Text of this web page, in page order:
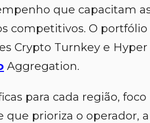
que capacitam
competitivos. O portfólio
Crypto Turnkey e Hyper
Aggregation.
para cada região, foco
prioriza o operador, a